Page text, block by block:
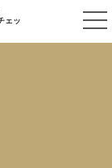
ェッ